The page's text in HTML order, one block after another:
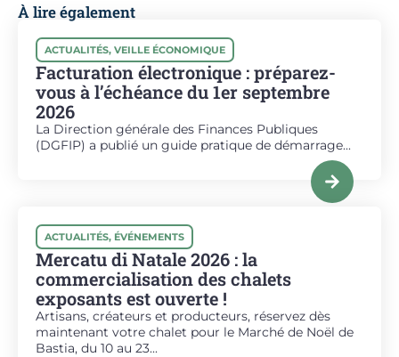
À lire également
ACTUALITÉS, VEILLE ÉCONOMIQUE
Facturation électronique : préparez-
vous à l’échéance du 1er septembre
2026
La Direction générale des Finances Publiques
(DGFIP) a publié un guide pratique de démarrage...
ACTUALITÉS, ÉVÉNEMENTS
Mercatu di Natale 2026 : la
commercialisation des chalets
exposants est ouverte !
Artisans, créateurs et producteurs, réservez dès
maintenant votre chalet pour le Marché de Noël de
Bastia, du 10 au 23...